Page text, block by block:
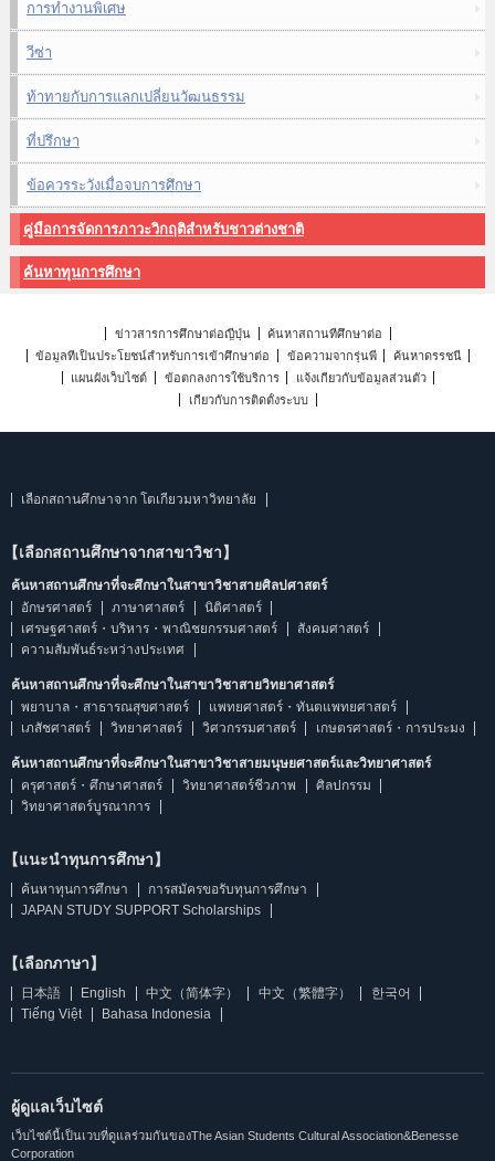
การทำงานพิเศษ
วีซ่า
ท้าทายกับการแลกเปลี่ยนวัฒนธรรม
ที่ปรึกษา
ข้อควรระวังเมื่อจบการศึกษา
คู่มือการจัดการภาวะวิกฤติสำหรับชาวต่างชาติ
ค้นหาทุนการศึกษา
ข่าวสารการศึกษาต่อญี่ปุ่น
ค้นหาสถานที่ศึกษาต่อ
ข้อมูลที่เป็นประโยชน์สำหรับการเข้าศึกษาต่อ
ข้อความจากรุ่นพี่
ค้นหาดรรชนี
แผนผังเว็บไซต์
ข้อตกลงการใช้บริการ
แจ้งเกี่ยวกับข้อมูลส่วนตัว
เกี่ยวกับการติดตั้งระบบ
เลือกสถานศึกษาจาก โตเกียวมหาวิทยาลัย
【เลือกสถานศึกษาจากสาขาวิชา】
ค้นหาสถานศึกษาที่จะศึกษาในสาขาวิชาสายศิลปศาสตร์
อักษรศาสตร์
ภาษาศาสตร์
นิติศาสตร์
เศรษฐศาสตร์・บริหาร・พาณิชยกรรมศาสตร์
สังคมศาสตร์
ความสัมพันธ์ระหว่างประเทศ
ค้นหาสถานศึกษาที่จะศึกษาในสาขาวิชาสายวิทยาศาสตร์
พยาบาล・สาธารณสุขศาสตร์
แพทยศาสตร์・ทันตแพทยศาสตร์
เภสัชศาสตร์
วิทยาศาสตร์ วิศวกรรมศาสตร์ เกษตรศาสตร์・การประมง
ค้นหาสถานศึกษาที่จะศึกษาในสาขาวิชาสายมนุษยศาสตร์และวิทยาศาสตร์
ครุศาสตร์・ศึกษาศาสตร์
วิทยาศาสตร์ชีวภาพ
ศิลปกรรม
วิทยาศาสตร์บูรณาการ
【แนะนำทุนการศึกษา】
ค้นหาทุนการศึกษา
การสมัครขอรับทุนการศึกษา
JAPAN STUDY SUPPORT Scholarships
【เลือกภาษา】
日本語 English 中文（简体字） 中文（繁體字）
한국어
Tiếng Việt
Bahasa Indonesia
ผู้ดูแลเว็บไซต์
เว็บไซต์นี้เป็นเวบที่ดูแลร่วมกันของThe Asian Students Cultural Association&Benesse
Corporation